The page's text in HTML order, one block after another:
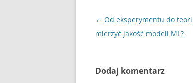
Nawigacja
wpisu
← Od eksperymentu do
mierzyć jakość modeli ML?
Dodaj komentarz